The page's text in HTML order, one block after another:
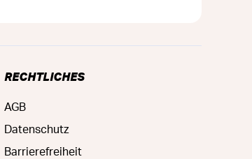
RECHTLICHES
AGB
Datenschutz
Barrierefreiheit